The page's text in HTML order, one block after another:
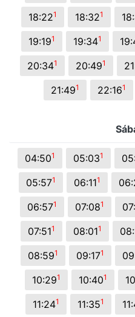
18:221 18:321
19:191 19:341
20:341 20:491
21:491 22:161
04:501 05:031
05:571 06:111
06:571 07:081
07:511 08:011
08:591 09:171
10:291 10:401
11:241 11:351